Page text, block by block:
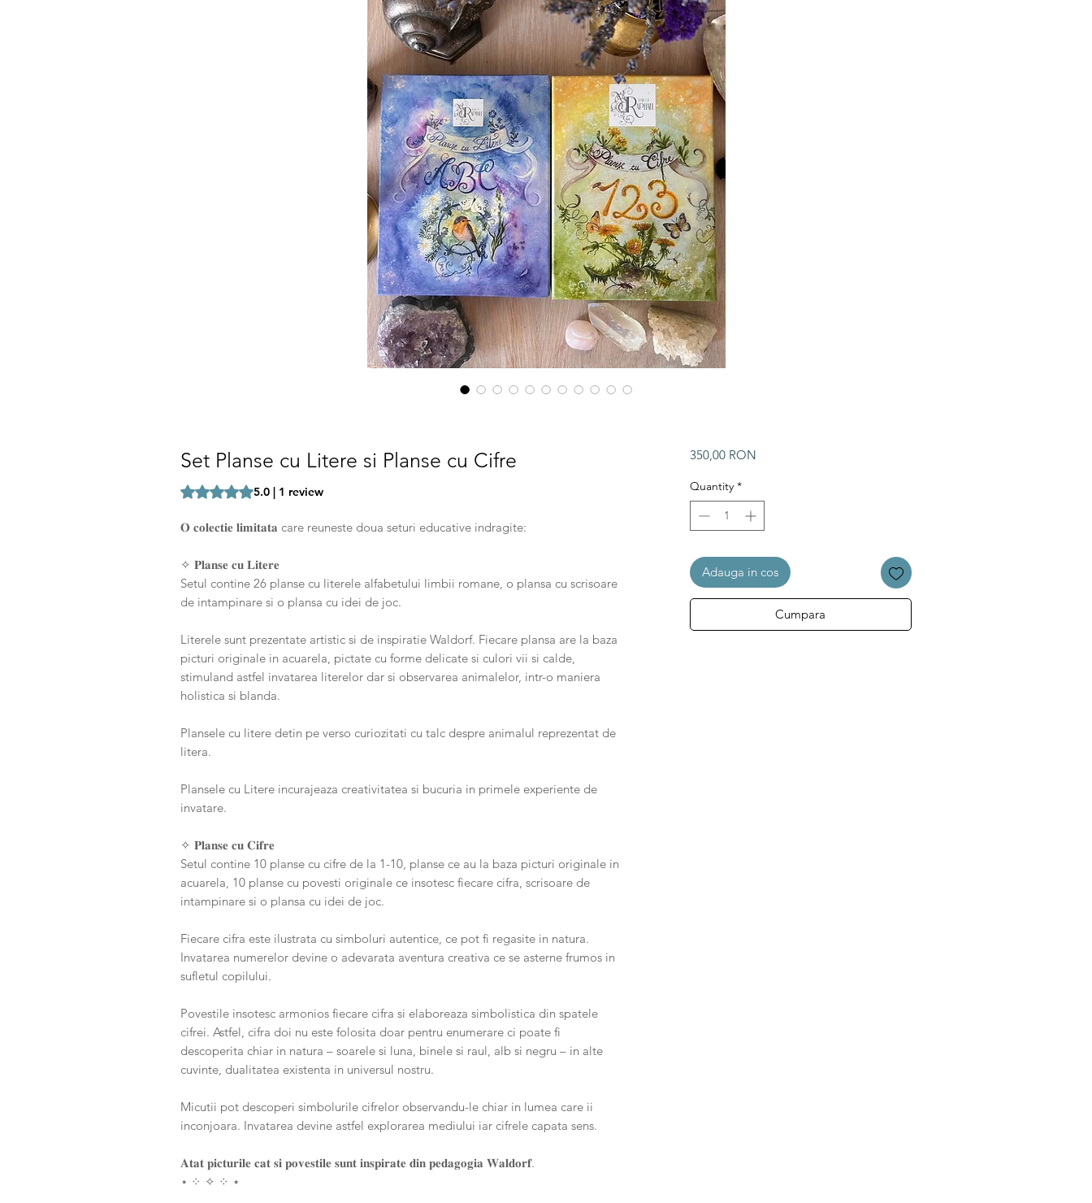
Set Planse cu Litere si Planse cu Cifre
Rating is 5.0 out of five stars based on 1 review
5.0 | 1 review
𝐎 𝐜𝐨𝐥𝐞𝐜𝐭𝐢𝐞 𝐥𝐢𝐦𝐢𝐭𝐚𝐭𝐚 care reuneste doua seturi educative indragite:
✧ 𝐏𝐥𝐚𝐧𝐬𝐞 𝐜𝐮 𝐋𝐢𝐭𝐞𝐫𝐞
Setul contine 26 planse cu literele alfabetului limbii romane, o plansa cu scrisoare
de intampinare si o plansa cu idei de joc.
Literele sunt prezentate artistic si de inspiratie Waldorf. Fiecare plansa are la baza
picturi originale in acuarela, pictate cu forme delicate si culori vii si calde,
stimuland astfel invatarea literelor dar si observarea animalelor, intr-o maniera
holistica si blanda.
Plansele cu litere detin pe verso curiozitati cu talc despre animalul reprezentat de
litera.
Plansele cu Litere incurajeaza creativitatea si bucuria in primele experiente de
invatare.
✧ 𝐏𝐥𝐚𝐧𝐬𝐞 𝐜𝐮 𝐂𝐢𝐟𝐫𝐞
Setul contine 10 planse cu cifre de la 1-10, planse ce au la baza picturi originale in
acuarela, 10 planse cu povesti originale ce insotesc fiecare cifra, scrisoare de
intampinare si o plansa cu idei de joc.
Fiecare cifra este ilustrata cu simboluri autentice, ce pot fi regasite in natura.
Invatarea numerelor devine o adevarata aventura creativa ce se asterne frumos in
sufletul copilului.
Povestile insotesc armonios fiecare cifra si elaboreaza simbolistica din spatele
cifrei. Astfel, cifra doi nu este folosita doar pentru enumerare ci poate fi
descoperita chiar in natura – soarele si luna, binele si raul, alb si negru – in alte
cuvinte, dualitatea existenta in universul nostru.
Micutii pot descoperi simbolurile cifrelor observandu-le chiar in lumea care ii
inconjoara. Invatarea devine astfel explorarea mediului iar cifrele capata sens.
𝐀𝐭𝐚𝐭 𝐩𝐢𝐜𝐭𝐮𝐫𝐢𝐥𝐞 𝐜𝐚𝐭 𝐬𝐢 𝐩𝐨𝐯𝐞𝐬𝐭𝐢𝐥𝐞 𝐬𝐮𝐧𝐭 𝐢𝐧𝐬𝐩𝐢𝐫𝐚𝐭𝐞 𝐝𝐢𝐧 𝐩𝐞𝐝𝐚𝐠𝐨𝐠𝐢𝐚 𝐖𝐚𝐥𝐝𝐨𝐫𝐟.
⋆ ⁘ ✧ ⁘ ⋆
350,00 RONPrice
Quantity *
Adauga in cos
Cumpara